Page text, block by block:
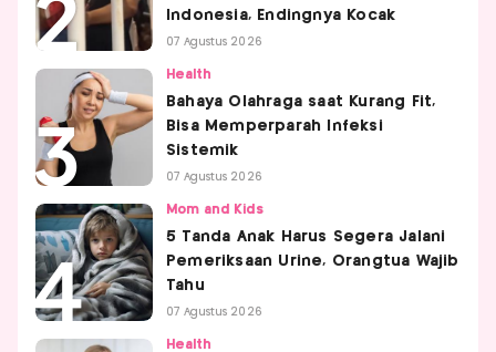
Indonesia, Endingnya Kocak
07 Agustus 2026
Health
Bahaya Olahraga saat Kurang Fit,
Bisa Memperparah Infeksi
Sistemik
07 Agustus 2026
Mom and Kids
5 Tanda Anak Harus Segera Jalani
Pemeriksaan Urine, Orangtua Wajib
Tahu
07 Agustus 2026
Health